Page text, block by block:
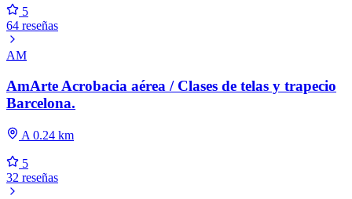
5
64 reseñas
AM
AmArte Acrobacia aérea / Clases de telas y trapecio
Barcelona.
A 0.24 km
5
32 reseñas